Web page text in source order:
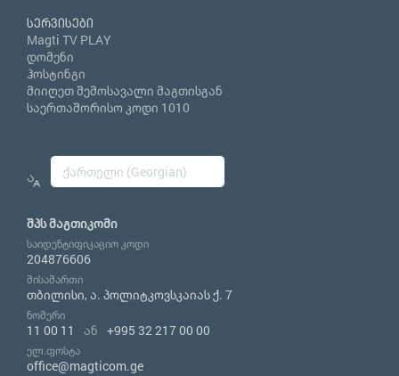
სერვისები
Magti TV PLAY
დომენი
ჰოსტინგი
მიიღეთ შემოსავალი მაგთისგან
საერთაშორისო კოდი 1010
შპს მაგთიკომი
საიდენტიფიკაციო კოდი
204876606
მისამართი
თბილისი, ა. პოლიტკოვსკაიას ქ. 7
ნომერი
11 00 11 ან +995 32 217 00 00
ელ.ფოსტა
office@magticom.ge